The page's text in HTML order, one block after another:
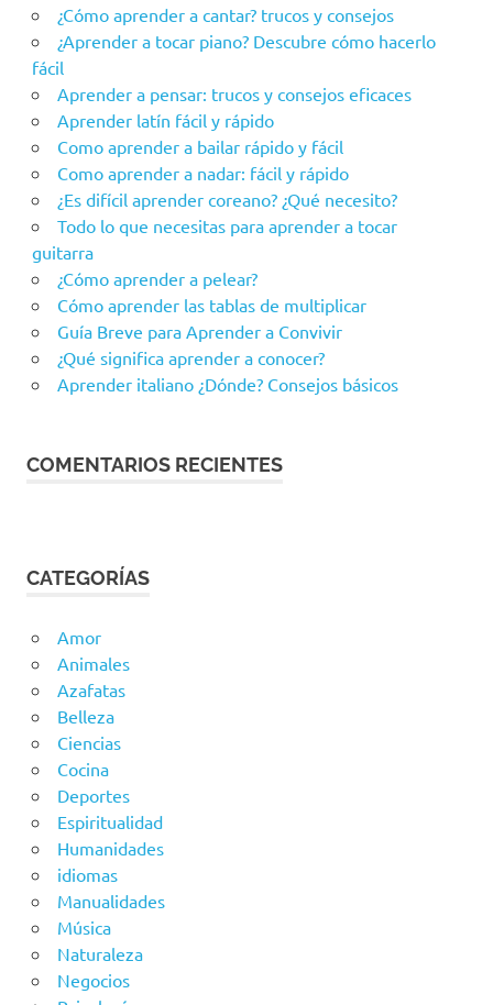
¿Cómo aprender a cantar? trucos y consejos
¿Aprender a tocar piano? Descubre cómo hacerlo
fácil
Aprender a pensar: trucos y consejos eficaces
Aprender latín fácil y rápido
Como aprender a bailar rápido y fácil
Como aprender a nadar: fácil y rápido
¿Es difícil aprender coreano? ¿Qué necesito?
Todo lo que necesitas para aprender a tocar
guitarra
¿Cómo aprender a pelear?
Cómo aprender las tablas de multiplicar
Guía Breve para Aprender a Convivir
¿Qué significa aprender a conocer?
Aprender italiano ¿Dónde? Consejos básicos
COMENTARIOS RECIENTES
CATEGORÍAS
Amor
Animales
Azafatas
Belleza
Ciencias
Cocina
Deportes
Espiritualidad
Humanidades
idiomas
Manualidades
Música
Naturaleza
Negocios